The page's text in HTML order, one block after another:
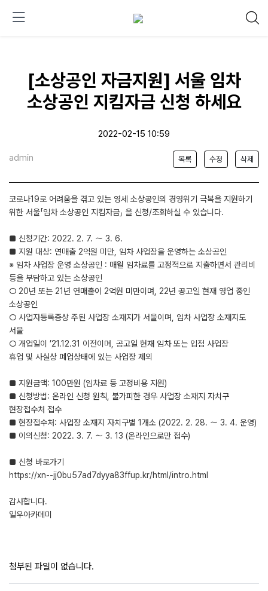
[소상공인 자금지원] 서울 임차
소상공인 지킴자금 신청 하세요
2022-02-15 10:59
admin 목록 수정 삭제
코로나19로 어려움을 겪고 있는 영세 소상공인의 경영위기 극복을 지원하기
위한 서울「임차 소상공인 지킴자금」 을 신청/조회하실 수 있습니다.
■ 신청기간: 2022. 2. 7. ～ 3. 6.
■ 지원 대상: 연매출 2억원 미만, 임차 사업장을 운영하는 소상공인
※ 임차 사업장 운영 소상공인 : 매월 임차료를 고정적으로 지출하면서 관리비
등을 부담하고 있는 소상공인
○ 20년 또는 21년 연매출이 2억원 미만이며, 22년 공고일 현재 영업 중인
소상공인
○ 사업자등록증상 주된 사업장 소재지가 서울이며, 임차 사업장 소재지도
서울
○ 개업일이 ’21.12.31 이전이며, 공고일 현재 임차 또는 입점 사업장
휴업 및 사실상 폐업상태에 있는 사업장 제외
■ 지원금액: 100만원 (임차료 등 고정비용 지원)
■ 신청방법: 온라인 신청 원칙, 불가피한 경우 사업장 소재지 자치구
현장접수처 접수
■ 현장접수처: 사업장 소재지 자치구별 1개소 (2022. 2. 28. ～ 3. 4. 운영)
■ 이의신청: 2022. 3. 7. ～ 3. 13 (온라인으로만 접수)
■ 신청 바로가기
https://xn--jj0bu57ad7dyya83ffup.kr/html/intro.html
감사합니다.
일우아카데미
첨부된 파일이 없습니다.